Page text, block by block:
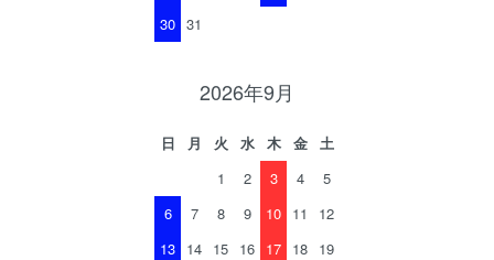
30 31
2026年9月
日 月 火 水 木 金
土
1
2 3 4
5
6
7 8 9 10 11
12
13 14 15 16 17 18 19